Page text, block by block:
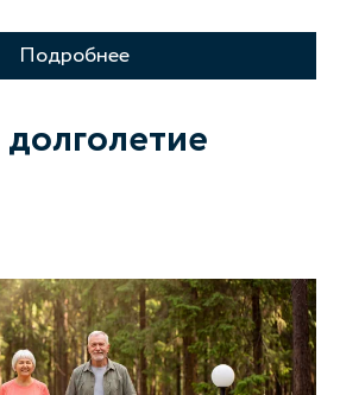
Подробнее